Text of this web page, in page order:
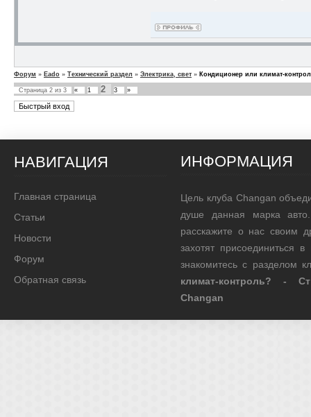
Форум » Eado » Технический раздел » Электрика, свет » Кондиционер или климат-
Страница 2 из 3 « 1 2 3 »
НАВИГАЦИЯ
Главная страница
Статьи
Новости
Форум
Обратная связь
ИНФОРМАЦИЯ
Цель клуба Changan
душе данная марка
расскажите о нас своим
захотят присоединиться
знакомитесь с разделом
климат-контроль? -
Changan